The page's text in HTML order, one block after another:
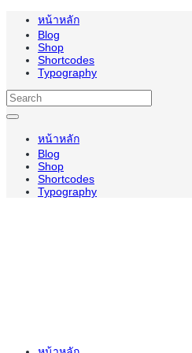
หน้าหลัก
Blog
Shop
Shortcodes
Typography
หน้าหลัก
Blog
Shop
Shortcodes
Typography